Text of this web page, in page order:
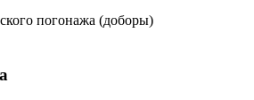
погонажа (доборы)